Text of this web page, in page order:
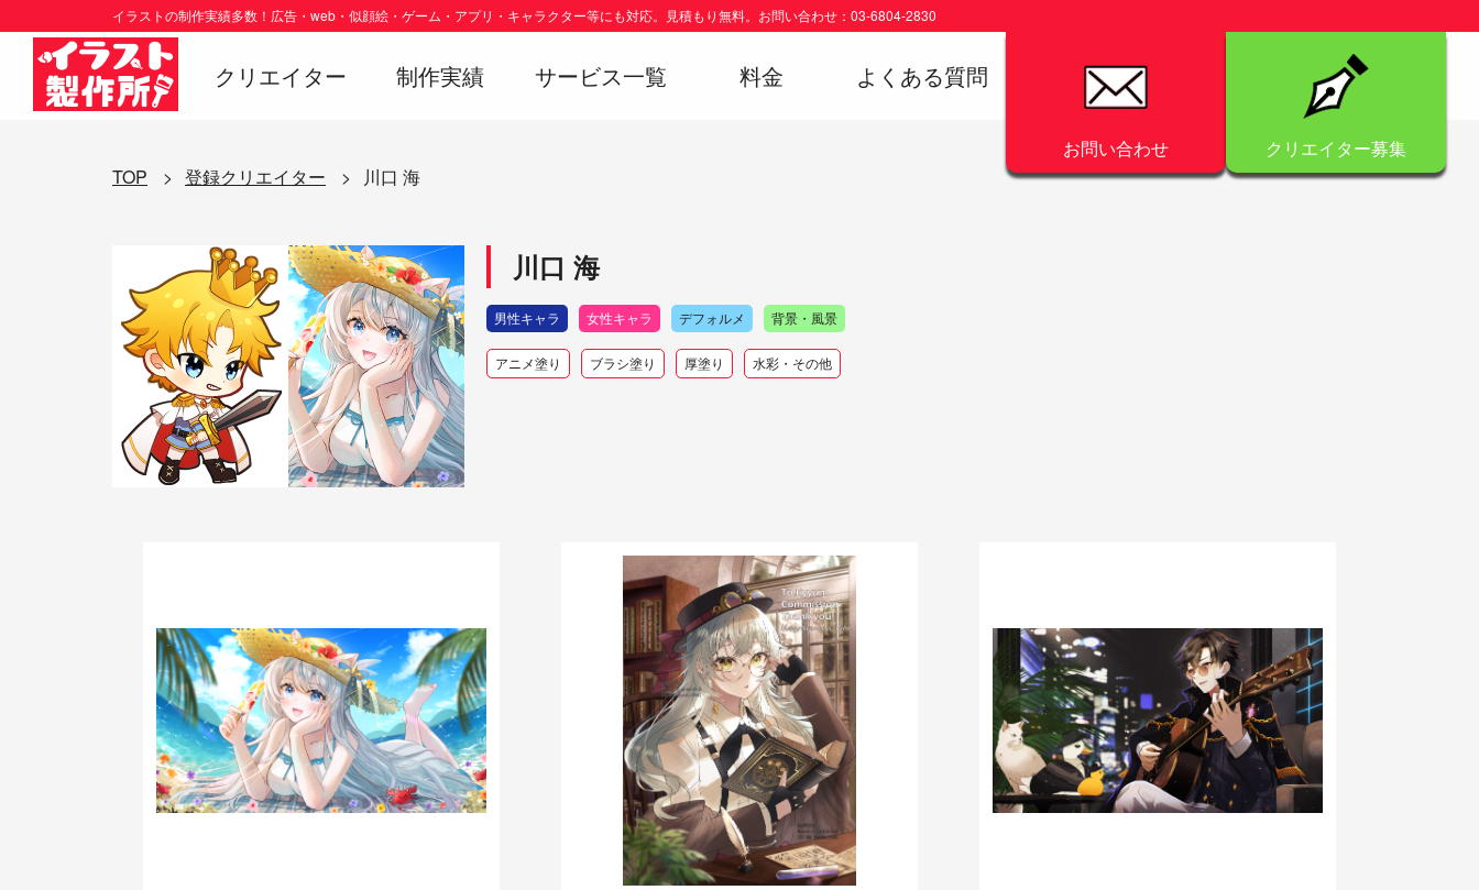
イラストの制作実績多数！広告・web・似顔絵・ゲーム・アプリ・キャラクター等にも対応。見積もり無料。お問い合わせ：03-6804-2830
クリエイター 制作実績 サービス一覧 料金 よくある質問
お問い合わせ
クリエイター募集
TOP
登録クリエイター 川口 海
川口 海
男性キャラ 女性キャラ デフォルメ 背景・風景
アニメ塗り ブラシ塗り 厚塗り 水彩・その他